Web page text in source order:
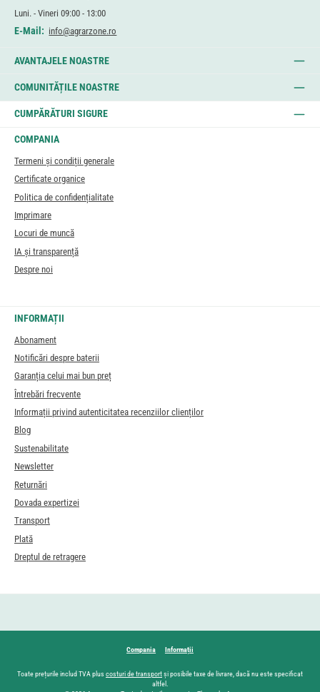
Luni. - Vineri 09:00 - 13:00
E-Mail: info@agrarzone.ro
AVANTAJELE NOASTRE
COMUNITĂȚILE NOASTRE
CUMPĂRĂTURI SIGURE
COMPANIA
Termeni și condiții generale
Certificate organice
Politica de confidențialitate
Imprimare
Locuri de muncă
IA și transparență
Despre noi
INFORMAȚII
Abonament
Notificări despre baterii
Garanția celui mai bun preț
Întrebări frecvente
Informații privind autenticitatea recenziilor clienților
Blog
Sustenabilitate
Newsletter
Returnări
Dovada expertizei
Transport
Plată
Dreptul de retragere
Compania Informații
Toate prețurile includ TVA plus costuri de transportși posibile taxe de livrare, dacă nu este specificat
altfel.